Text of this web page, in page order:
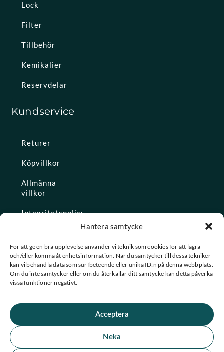
Hantera samtycke
För att ge en bra upplevelse använder vi teknik som cookies för att lagra
och/eller komma åt enhetsinformation. När du samtycker till dessa tekniker
kan vi behandla data som surfbeteende eller unika ID:n på denna webbplats.
Om du inte samtycker eller om du återkallar ditt samtycke kan detta påverka
vissa funktioner negativt.
Acceptera
Neka
Lock
Filter
Tillbehör
Kemikalier
Reservdelar
Kundservice
Returer
Köpvillkor
Allmänna
villkor
Integritetspolicy
Konto
★ Trustpilot